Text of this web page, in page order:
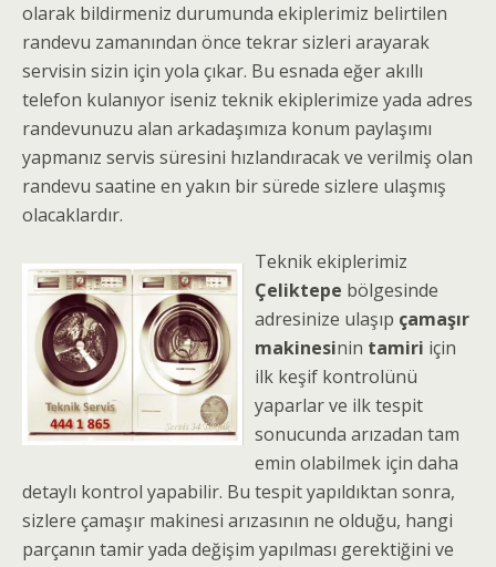
olarak bildirmeniz durumunda ekiplerimiz belirtilen
randevu zamanından önce tekrar sizleri arayarak
servisin sizin için yola çıkar. Bu esnada eğer akıllı
telefon kulanıyor iseniz teknik ekiplerimize yada adres
randevunuzu alan arkadaşımıza konum paylaşımı
yapmanız servis süresini hızlandıracak ve verilmiş olan
randevu saatine en yakın bir sürede sizlere ulaşmış
olacaklardır.
Teknik ekiplerimiz
Çeliktepe bölgesinde
adresinize ulaşıp çamaşır
makinesinin tamiri için
ilk keşif kontrolünü
yaparlar ve ilk tespit
sonucunda arızadan tam
emin olabilmek için daha
detaylı kontrol yapabilir. Bu tespit yapıldıktan sonra,
sizlere çamaşır makinesi arızasının ne olduğu, hangi
parçanın tamir yada değişim yapılması gerektiğini ve